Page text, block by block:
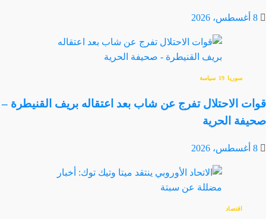
8 أغسطس، 2026
سوريا سياسة
قوات الاحتلال تفرج عن شاب بعد اعتقاله بريف القنيطرة –
صحيفة الحرية
8 أغسطس، 2026
اقتصاد